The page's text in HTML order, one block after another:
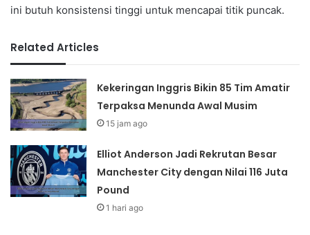
ini butuh konsistensi tinggi untuk mencapai titik puncak.
Related Articles
Kekeringan Inggris Bikin 85 Tim Amatir
Terpaksa Menunda Awal Musim
15 jam ago
Elliot Anderson Jadi Rekrutan Besar
Manchester City dengan Nilai 116 Juta
Pound
1 hari ago